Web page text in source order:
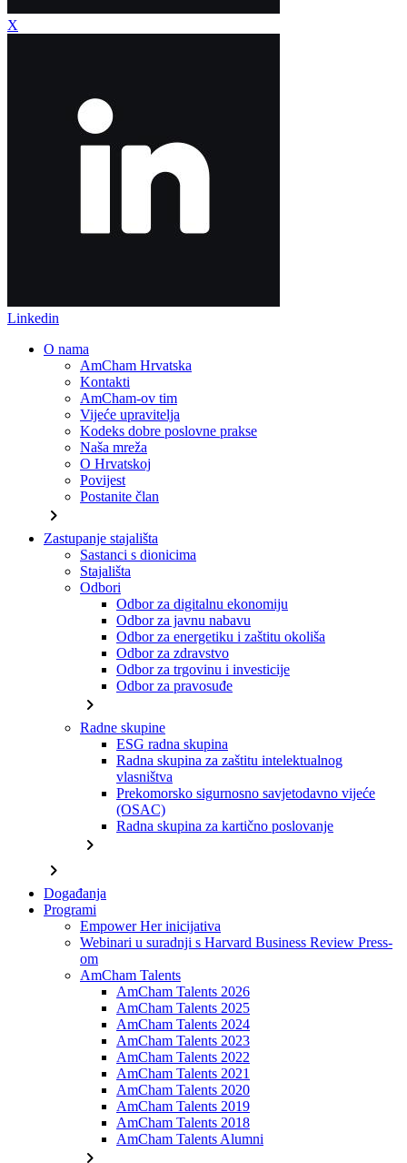
X
Linkedin
O nama
AmCham Hrvatska
Kontakti
AmCham-ov tim
Vijeće upravitelja
Kodeks dobre poslovne prakse
Naša mreža
O Hrvatskoj
Povijest
Postanite član
chevron_right
Zastupanje stajališta
Sastanci s dionicima
Stajališta
Odbori
Odbor za digitalnu ekonomiju
Odbor za javnu nabavu
Odbor za energetiku i zaštitu okoliša
Odbor za zdravstvo
Odbor za trgovinu i investicije
Odbor za pravosuđe
chevron_right
Radne skupine
ESG radna skupina
Radna skupina za zaštitu intelektualnog
vlasništva
Prekomorsko sigurnosno savjetodavno vijeće
(OSAC)
Radna skupina za kartično poslovanje
chevron_right
chevron_right
Događanja
Programi
Empower Her inicijativa
Webinari u suradnji s Harvard Business Review Press-
om
AmCham Talents
AmCham Talents 2026
AmCham Talents 2025
AmCham Talents 2024
AmCham Talents 2023
AmCham Talents 2022
AmCham Talents 2021
AmCham Talents 2020
AmCham Talents 2019
AmCham Talents 2018
AmCham Talents Alumni